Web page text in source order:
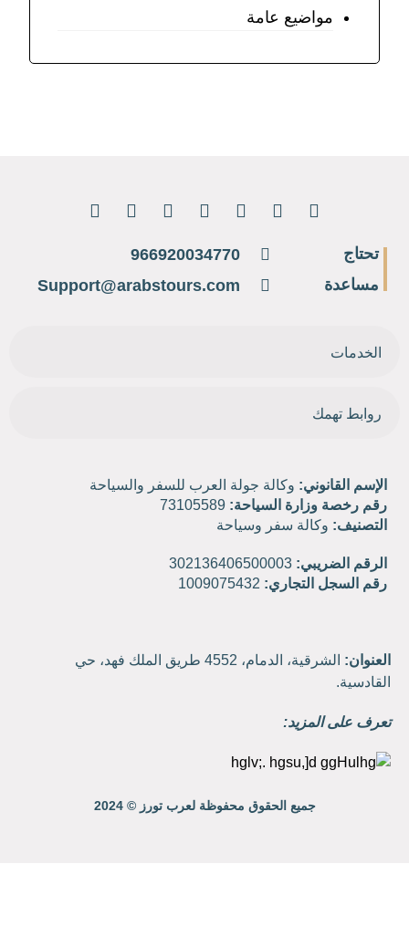
مواضيع عامة
تحتاج
مساعدة
966920034770
Support@arabstours.com
الخدمات
روابط تهمك
الإسم القانوني: وكالة جولة العرب للسفر والسياحة
رقم رخصة وزارة السياحة:
التصنيف: وكالة سفر وسياحة
الرقم الضريبي:
رقم السجل التجاري:
العنوان:
الشرقية، الدمام، 4552 طريق الملك فهد، حي
القادسية.
تعرف على المزيد:
جميع الحقوق محفوظة لعرب تورز © 2024